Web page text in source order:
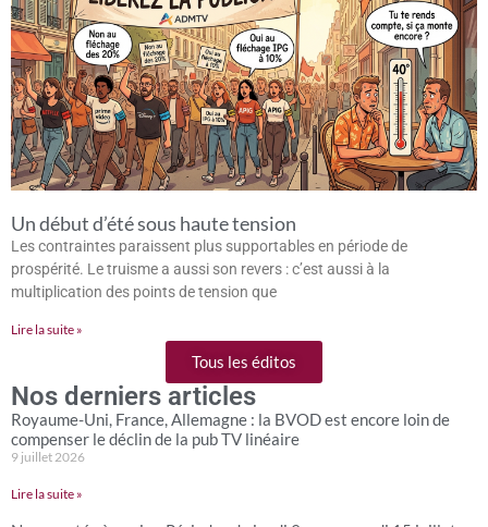
Un début d’été sous haute tension
Les contraintes paraissent plus supportables en période de
prospérité. Le truisme a aussi son revers : c’est aussi à la
multiplication des points de tension que
Lire la suite »
Tous les éditos
Nos derniers articles
Royaume-Uni, France, Allemagne : la BVOD est encore loin de
compenser le déclin de la pub TV linéaire
9 juillet 2026
Lire la suite »